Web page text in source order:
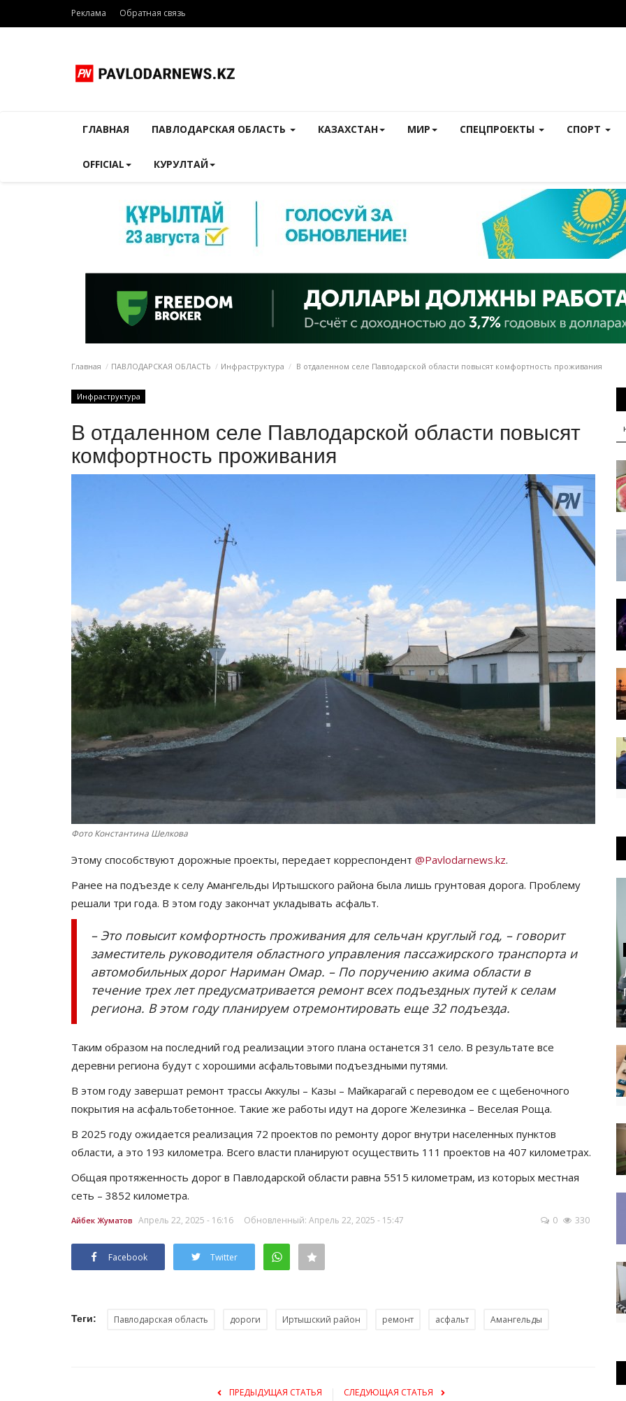
Реклама Обратная связь
ГЛАВНАЯ ПАВЛОДАРСКАЯ ОБЛАСТЬ КАЗАХСТАН МИР СПЕЦПРОЕКТЫ СПОРТ
OFFICIAL КУРУЛТАЙ
Главная ПАВЛОДАРСКАЯ ОБЛАСТЬ Инфраструктура В отдаленном селе Павлодарской области повысят комфортность проживания
Инфраструктура
В отдаленном селе Павлодарской области повысят
комфортность проживания
Фото Константина Шелкова
Этому способствуют дорожные проекты, передает корреспондент @Pavlodarnews.kz.
Ранее на подъезде к селу Амангельды Иртышского района была лишь грунтовая дорога. Проблему
решали три года. В этом году закончат укладывать асфальт.
– Это повысит комфортность проживания для сельчан круглый год, – говорит
заместитель руководителя областного управления пассажирского транспорта и
автомобильных дорог Нариман Омар. – По поручению акима области в
течение трех лет предусматривается ремонт всех подъездных путей к селам
региона. В этом году планируем отремонтировать еще 32 подъезда.
Таким образом на последний год реализации этого плана останется 31 село. В результате все
деревни региона будут с хорошими асфальтовыми подъездными путями.
В этом году завершат ремонт трассы Аккулы – Казы – Майкарагай с переводом ее с щебеночного
покрытия на асфальтобетонное. Такие же работы идут на дороге Железинка – Веселая Роща.
В 2025 году ожидается реализация 72 проектов по ремонту дорог внутри населенных пунктов
области, а это 193 километра. Всего власти планируют осуществить 111 проектов на 407 километрах.
Общая протяженность дорог в Павлодарской области равна 5515 километрам, из которых местная
сеть – 3852 километра.
Айбек Жуматов Апрель 22, 2025 - 16:16 Обновленный: Апрель 22, 2025 - 15:47 0 330
Facebook Twitter
Теги: Павлодарская область дороги Иртышский район ремонт асфальт Амангельды
ПРЕДЫДУЩАЯ СТАТЬЯ
СЛЕДУЮЩАЯ СТАТЬЯ